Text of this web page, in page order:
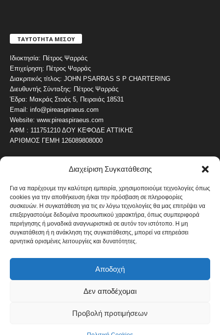
Διαχείριση Συγκατάθεσης
Για να παρέχουμε την καλύτερη εμπειρία, χρησιμοποιούμε τεχνολογίες όπως
cookies για την αποθήκευση ή/και την πρόσβαση σε πληροφορίες
συσκευών. Η συγκατάθεση για τις εν λόγω τεχνολογίες θα μας επιτρέψει να
επεξεργαστούμε δεδομένα προσωπικού χαρακτήρα, όπως συμπεριφορά
περιήγησης ή μοναδικά αναγνωριστικά σε αυτόν τον ιστότοπο. Η μη
συγκατάθεση ή η ανάκληση της συγκατάθεσης, μπορεί να επηρεάσει
αρνητικά ορισμένες λειτουργίες και δυνατότητες.
Αποδοχή
Δεν αποδέχομαι
Προβολή προτιμήσεων
ΤΑΥΤΟΤΗΤΑ ΜΕΣΟΥ
Ιδιοκτησία: Πέτρος Ψαρράς
Επιχείρηση: Πέτρος Ψαρράς
Διακριτικός τίτλος: JOHN PSARRAS S P CHARTERING
Διευθυντής Σύνταξης: Πέτρος Ψαρράς
Έδρα: Μακράς Στοάς 5, Πειραιάς 18531
Email: info@pireaspiraeus.com
Website: www.pireaspiraeus.com
ΑΦΜ : 111751210 ΔΟΥ ΚΕΦΟΔΕ ΑΤΤΙΚΗΣ
ΑΡΙΘΜΟΣ ΓΕΜΗ 126089808000
ΔΗΜΟΦΙΛΗ ΚΑΤΗΓΟΡΙΑ
ΝΕΑ ΤΟΥ ΠΕΙΡΑΙΑ 4486
ΟΛΥΜΠΙΑΚΟΣ
ΑΛΛΑ ΚΟΙΝΩΝΙΚΑ
ΕΙΔΗΣΕΙΣ ΝΑΥΤΙΛΙΑ
ΟΙΚΟΝΟΜΙΚΑ
ΚΑΛΛΙΤΕΧΝΙΚΑ 822